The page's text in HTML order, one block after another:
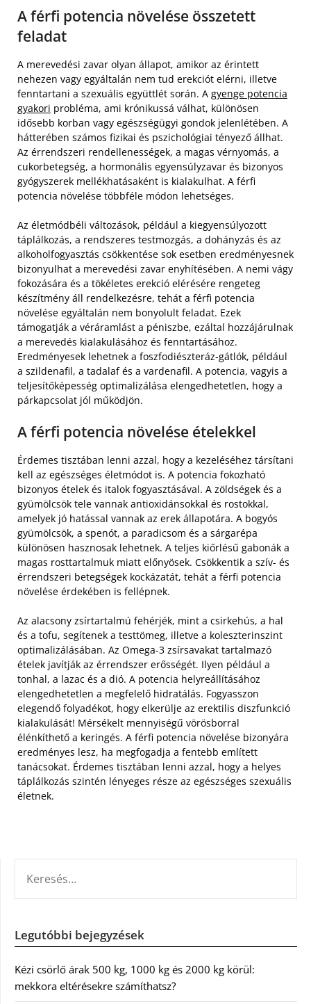
A férfi potencia növelése összetett
feladat
A merevedési zavar olyan állapot, amikor az érintett
nehezen vagy egyáltalán nem tud erekciót elérni, illetve
fenntartani a szexuális együttlét során. A gyenge potencia
gyakori probléma, ami krónikussá válhat, különösen
idősebb korban vagy egészségügyi gondok jelenlétében. A
hátterében számos fizikai és pszichológiai tényező állhat.
Az érrendszeri rendellenességek, a magas vérnyomás, a
cukorbetegség, a hormonális egyensúlyzavar és bizonyos
gyógyszerek mellékhatásaként is kialakulhat. A férfi
potencia növelése többféle módon lehetséges.
Az életmódbéli változások, például a kiegyensúlyozott
táplálkozás, a rendszeres testmozgás, a dohányzás és az
alkoholfogyasztás csökkentése sok esetben eredményesnek
bizonyulhat a merevedési zavar enyhítésében. A nemi vágy
fokozására és a tökéletes erekció elérésére rengeteg
készítmény áll rendelkezésre, tehát a férfi potencia
növelése egyáltalán nem bonyolult feladat. Ezek
támogatják a véráramlást a péniszbe, ezáltal hozzájárulnak
a merevedés kialakulásához és fenntartásához.
Eredményesek lehetnek a foszfodiészteráz-gátlók, például
a szildenafil, a tadalaf és a vardenafil. A potencia, vagyis a
teljesítőképesség optimalizálása elengedhetetlen, hogy a
párkapcsolat jól működjön.
A férfi potencia növelése ételekkel
Érdemes tisztában lenni azzal, hogy a kezeléséhez társítani
kell az egészséges életmódot is. A potencia fokozható
bizonyos ételek és italok fogyasztásával. A zöldségek és a
gyümölcsök tele vannak antioxidánsokkal és rostokkal,
amelyek jó hatással vannak az erek állapotára. A bogyós
gyümölcsök, a spenót, a paradicsom és a sárgarépa
különösen hasznosak lehetnek. A teljes kiőrlésű gabonák a
magas rosttartalmuk miatt előnyösek. Csökkentik a szív- és
érrendszeri betegségek kockázatát, tehát a férfi potencia
növelése érdekében is fellépnek.
Az alacsony zsírtartalmú fehérjék, mint a csirkehús, a hal
és a tofu, segítenek a testtömeg, illetve a koleszterinszint
optimalizálásában. Az Omega-3 zsírsavakat tartalmazó
ételek javítják az érrendszer erősségét. Ilyen például a
tonhal, a lazac és a dió. A potencia helyreállításához
elengedhetetlen a megfelelő hidratálás. Fogyasszon
elegendő folyadékot, hogy elkerülje az erektilis diszfunkció
kialakulását! Mérsékelt mennyiségű vörösborral
élénkíthető a keringés. A férfi potencia növelése bizonyára
eredményes lesz, ha megfogadja a fentebb említett
tanácsokat. Érdemes tisztában lenni azzal, hogy a helyes
táplálkozás szintén lényeges része az egészséges szexuális
életnek.
Legutóbbi bejegyzések
Kézi csörlő árak 500 kg, 1000 kg és 2000 kg körül:
mekkora eltérésekre számíthatsz?